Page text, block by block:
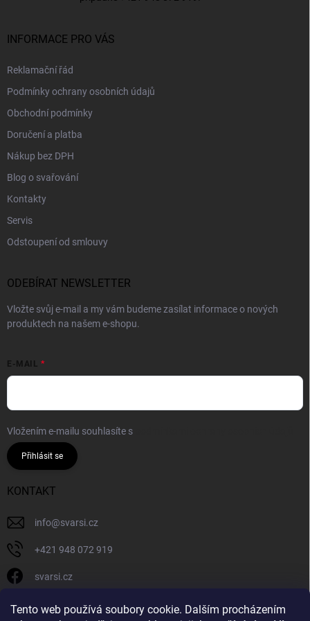
Tento web používá soubory cookie. Dalším procházením
INFORMACE PRO VÁS
Reklamační řád
Podmínky ochrany osobních údajů
Obchodní podmínky
Doručení a platba
Nákup bez DPH
Blog o svařování
Kontakty
Servis
Odstoupení od smlouvy
ODEBÍRAT NEWSLETTER
Vložte svůj e-mail a my vám budeme zasílat informace o nových
produktech na našem e-shopu.
E-MAIL
Vložením e-mailu souhlasíte s
Přihlásit se
KONTAKT
info@svarsi.cz
+421 948 072 919
svarsi.cz
svarsi.cz